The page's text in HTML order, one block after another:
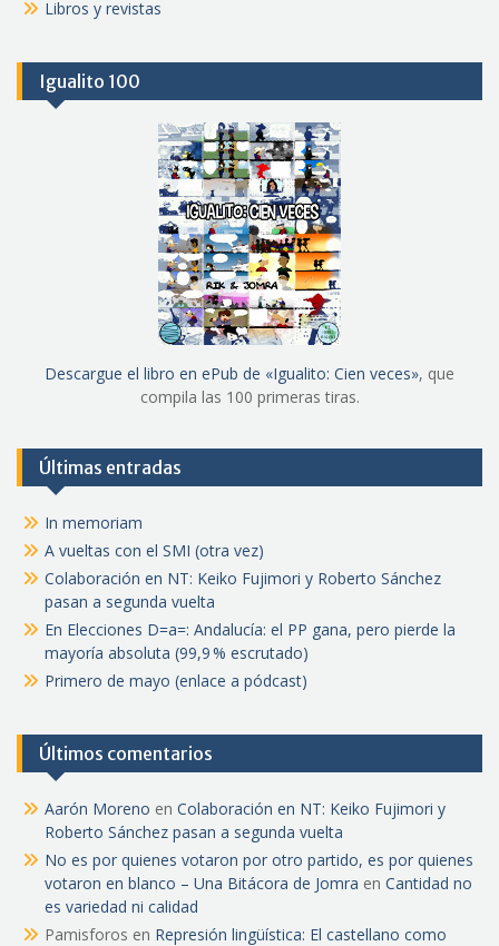
Libros y revistas
Igualito 100
Descargue el libro en ePub de «Igualito: Cien veces», que
compila las 100 primeras tiras.
Últimas entradas
In memoriam
A vueltas con el SMI (otra vez)
Colaboración en NT: Keiko Fujimori y Roberto Sánchez
pasan a segunda vuelta
En Elecciones D=a=: Andalucía: el PP gana, pero pierde la
mayoría absoluta (99,9 % escrutado)
Primero de mayo (enlace a pódcast)
Últimos comentarios
Aarón Moreno en Colaboración en NT: Keiko Fujimori y
Roberto Sánchez pasan a segunda vuelta
No es por quienes votaron por otro partido, es por quienes
votaron en blanco – Una Bitácora de Jomra en Cantidad no
es variedad ni calidad
Pamisforos en Represión lingüística: El castellano como